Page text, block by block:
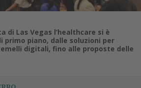
di Las Vegas l’healthcare si è
primo piano, dalle soluzioni per
digitali, fino alle proposte delle